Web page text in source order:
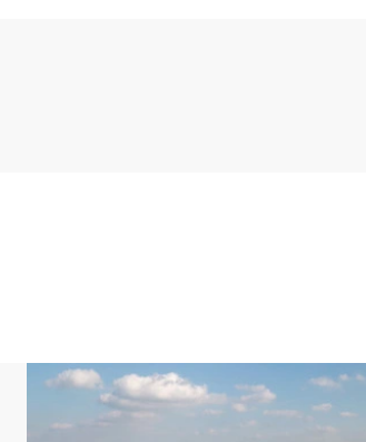
Badewanne, eine Duschkabine und
verfügt über eine Sonnenbank.
ein Doppelwaschbecken. Dieses